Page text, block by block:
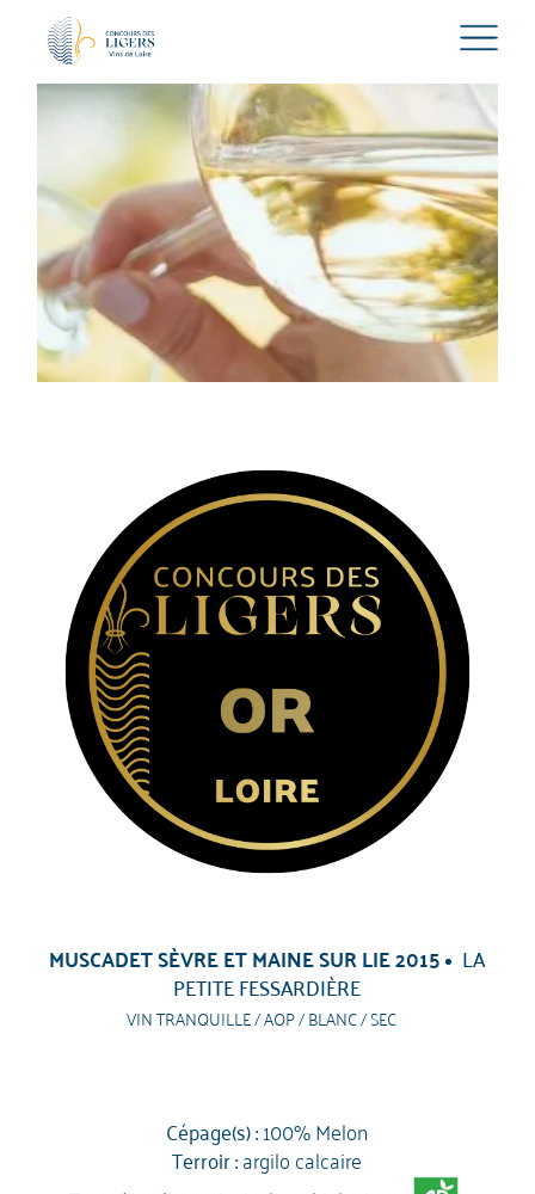
MUSCADET SÈVRE ET MAINE SUR LIE 2015 LA
PETITE FESSARDIÈRE
VIN TRANQUILLE / AOP / BLANC / SEC
Cépage(s) :100% Melon
Terroir :argilo calcaire